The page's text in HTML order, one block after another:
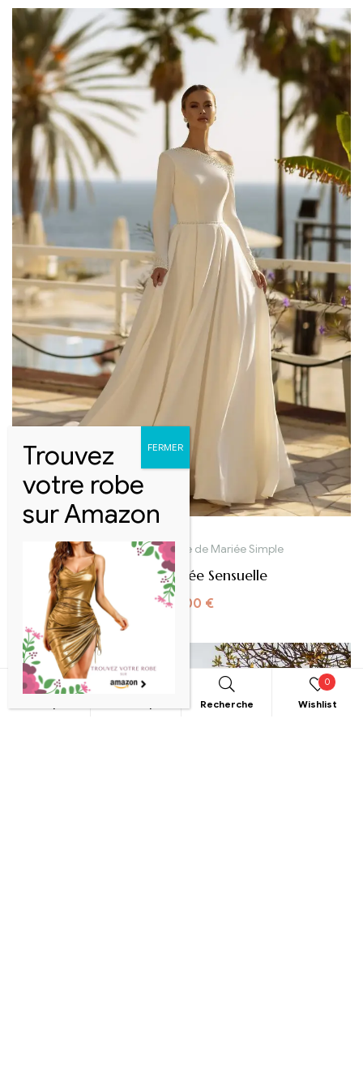
Robe de mariée, Robe de Mariée Simple
Robe De Mariée Sensuelle
1500,00 €
Recherche Wishlist
0